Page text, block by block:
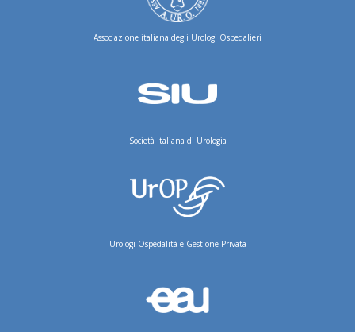
Associazione italiana degli Urologi Ospedalieri
Società Italiana di Urologia
Urologi Ospedalità e Gestione Privata